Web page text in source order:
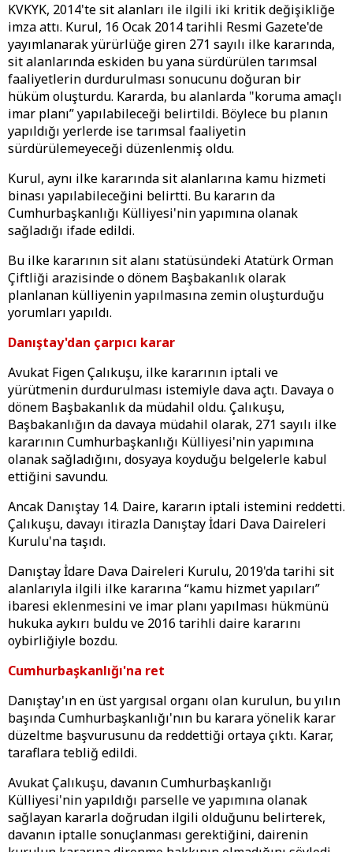
KVKYK, 2014'te sit alanları ile ilgili iki kritik değişikliğe
imza attı. Kurul, 16 Ocak 2014 tarihli Resmi Gazete'de
yayımlanarak yürürlüğe giren 271 sayılı ilke kararında,
sit alanlarında eskiden bu yana sürdürülen tarımsal
faaliyetlerin durdurulması sonucunu doğuran bir
hüküm oluşturdu. Kararda, bu alanlarda "koruma amaçlı
imar planı” yapılabileceği belirtildi. Böylece bu planın
yapıldığı yerlerde ise tarımsal faaliyetin
sürdürülemeyeceği düzenlenmiş oldu.
Kurul, aynı ilke kararında sit alanlarına kamu hizmeti
binası yapılabileceğini belirtti. Bu kararın da
Cumhurbaşkanlığı Külliyesi'nin yapımına olanak
sağladığı ifade edildi.
Bu ilke kararının sit alanı statüsündeki Atatürk Orman
Çiftliği arazisinde o dönem Başbakanlık olarak
planlanan külliyenin yapılmasına zemin oluşturduğu
yorumları yapıldı.
Danıştay'dan çarpıcı karar
Avukat Figen Çalıkuşu, ilke kararının iptali ve
yürütmenin durdurulması istemiyle dava açtı. Davaya o
dönem Başbakanlık da müdahil oldu. Çalıkuşu,
Başbakanlığın da davaya müdahil olarak, 271 sayılı ilke
kararının Cumhurbaşkanlığı Külliyesi'nin yapımına
olanak sağladığını, dosyaya koyduğu belgelerle kabul
ettiğini savundu.
Ancak Danıştay 14. Daire, kararın iptali istemini reddetti.
Çalıkuşu, davayı itirazla Danıştay İdari Dava Daireleri
Kurulu'na taşıdı.
Danıştay İdare Dava Daireleri Kurulu, 2019'da tarihi sit
alanlarıyla ilgili ilke kararına “kamu hizmet yapıları”
ibaresi eklenmesini ve imar planı yapılması hükmünü
hukuka aykırı buldu ve 2016 tarihli daire kararını
oybirliğiyle bozdu.
Cumhurbaşkanlığı'na ret
Danıştay'ın en üst yargısal organı olan kurulun, bu yılın
başında Cumhurbaşkanlığı'nın bu karara yönelik karar
düzeltme başvurusunu da reddettiği ortaya çıktı. Karar,
taraflara tebliğ edildi.
Avukat Çalıkuşu, davanın Cumhurbaşkanlığı
Külliyesi'nin yapıldığı parselle ve yapımına olanak
sağlayan kararla doğrudan ilgili olduğunu belirterek,
davanın iptalle sonuçlanması gerektiğini, dairenin